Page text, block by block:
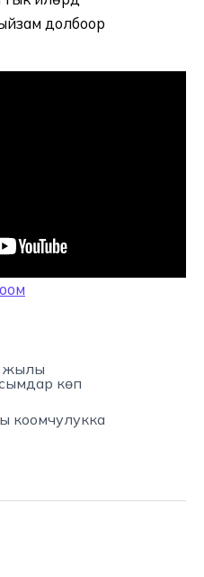
долбоор
жылы
көп
коомчулукка